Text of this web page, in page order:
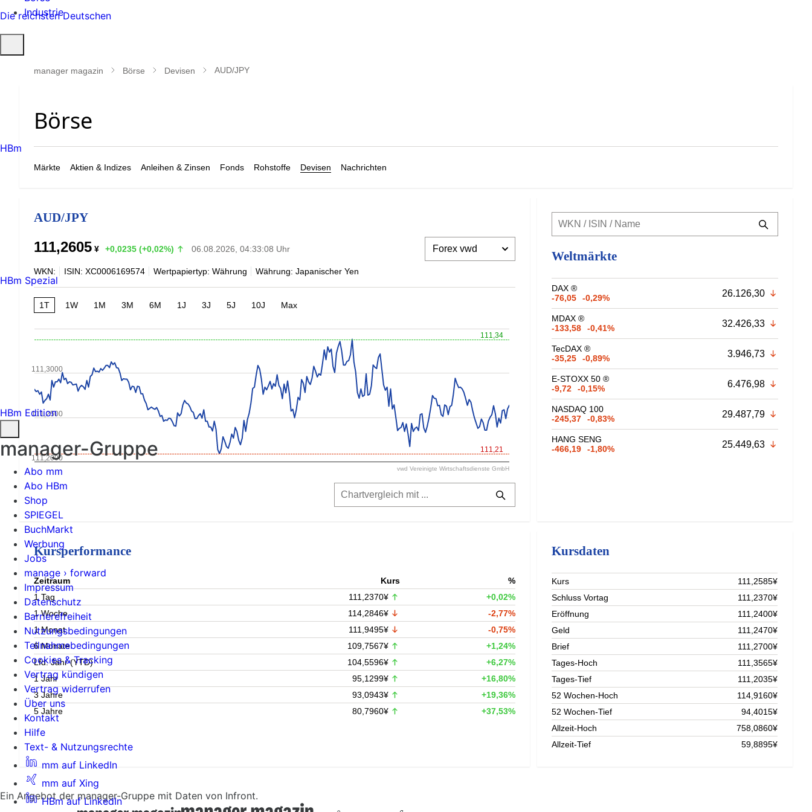
Industrie
öffnen
manager magazin Börse Devisen AUD/JPY
Märkte Aktien & Indizes Anleihen & Zinsen Fonds Rohstoffe Devisen Nachrichten
AUD/JPY
111,2605 ¥ +0,0235 (+0,02%) 06.08.2026, 04:33:08 Uhr
WKN: ISIN: XC0006169574 Wertpapiertyp: Währung Währung: Japanischer Yen
1T 1W 1M 3M 6M 1J 3J 5J 10J Max
111,34
111,21
111,2000
111,2500
111,3000
vwd Vereinigte Wirtschaftsdienste GmbH
Weltmärkte
DAX ®
-76,05
-0,29% 26.126,30
MDAX ®
-133,58
-0,41% 32.426,33
TecDAX ®
-35,25
-0,89% 3.946,73
E-STOXX 50 ®
-9,72
-0,15% 6.476,98
NASDAQ 100
-245,37
-0,83% 29.487,79
HANG SENG
-466,19
-1,80% 25.449,63
Kursperformance
Zeitraum Kurs
%
1 Tag
111,2370¥
+0,02%
1 Woche
114,2846¥
-2,77%
1 Monat
111,9495¥
-0,75%
6 Monate
109,7567¥
+1,24%
Lfd. Jahr (YTD)
104,5596¥
+6,27%
1 Jahr
95,1299¥
+16,80%
3 Jahre
93,0943¥
+19,36%
5 Jahre
80,7960¥ +37,53%
Kursdaten
Kurs
111,2585¥
Schluss Vortag
111,2370¥
Eröffnung
111,2400¥
Geld
111,2470¥
Brief
111,2700¥
Tages-Hoch
111,3565¥
Tages-Tief
111,2035¥
52 Wochen-Hoch
114,9160¥
52 Wochen-Tief
94,4015¥
Allzeit-Hoch
758,0860¥
Allzeit-Tief
59,8895¥
Ein Angebot der manager-Gruppe mit Daten von Infront.
Die reichsten Deutschen
HBm
HBm Spezial
HBm Edition
manager-Gruppe
Abo mm
Abo HBm
Shop
SPIEGEL
BuchMarkt
Werbung
Jobs
manage › forward
Impressum
Datenschutz
Barrierefreiheit
Nutzungsbedingungen
Teilnahmebedingungen
Cookies & Tracking
Vertrag kündigen
Vertrag widerrufen
Über uns
Kontakt
Hilfe
Text- & Nutzungsrechte
mm auf LinkedIn
mm auf Xing
HBm auf LinkedIn